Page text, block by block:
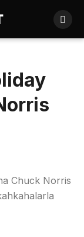
Chuck Norris